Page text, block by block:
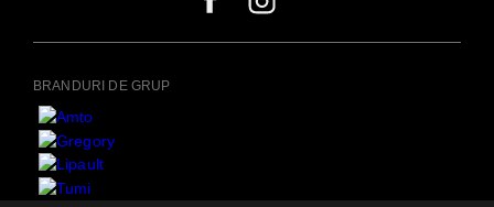
BRANDURI DE GRUP